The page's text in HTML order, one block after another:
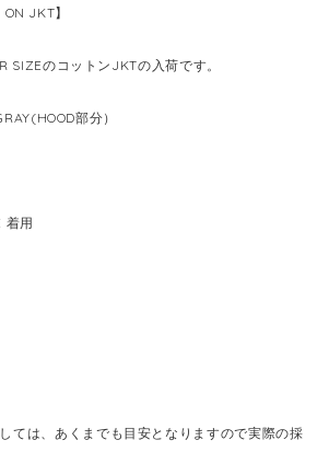
ON JKT】
SIZEのコットンJKTの入荷です。
部分）
着用
ては、あくまでも目安となりますので実際の採